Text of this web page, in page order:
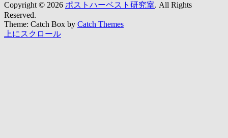
Copyright © 2026 ポストハーベスト研究室. All Rights
Reserved.
Theme: Catch Box by Catch Themes
上にスクロール